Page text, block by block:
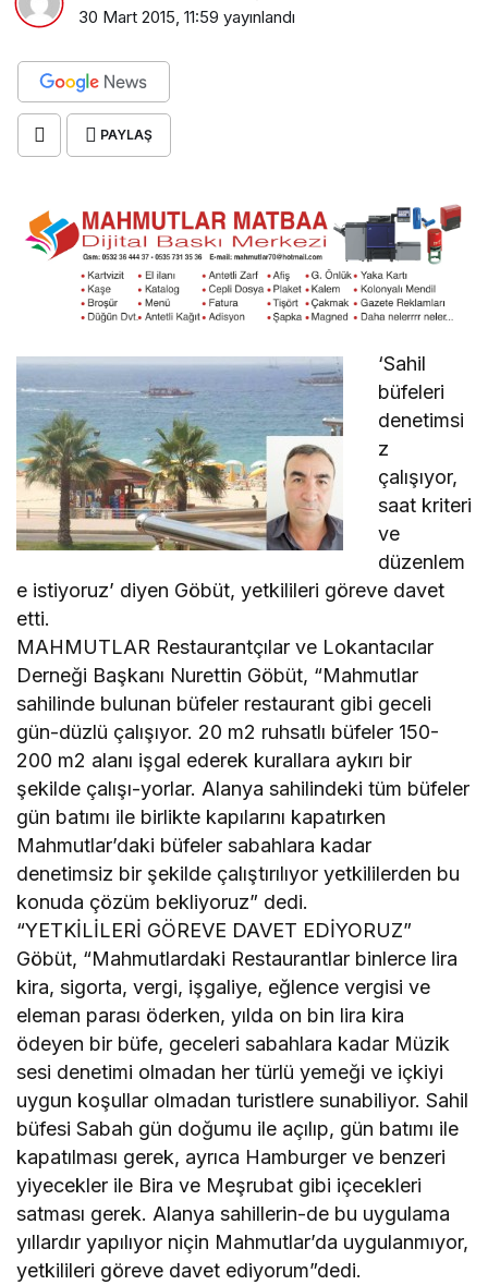
30 Mart 2015, 11:59 yayınlandı
PAYLAŞ
‘Sahil
büfeleri
denetimsi
z
çalışıyor,
saat kriteri
ve
düzenlem
e istiyoruz’ diyen Göbüt, yetkilileri göreve davet
etti.
MAHMUTLAR Restaurantçılar ve Lokantacılar
Derneği Başkanı Nurettin Göbüt, “Mahmutlar
sahilinde bulunan büfeler restaurant gibi geceli
gün-düzlü çalışıyor. 20 m2 ruhsatlı büfeler 150-
200 m2 alanı işgal ederek kurallara aykırı bir
şekilde çalışı-yorlar. Alanya sahilindeki tüm büfeler
gün batımı ile birlikte kapılarını kapatırken
Mahmutlar’daki büfeler sabahlara kadar
denetimsiz bir şekilde çalıştırılıyor yetkililerden bu
konuda çözüm bekliyoruz” dedi.
“YETKİLİLERİ GÖREVE DAVET EDİYORUZ”
Göbüt, “Mahmutlardaki Restaurantlar binlerce lira
kira, sigorta, vergi, işgaliye, eğlence vergisi ve
eleman parası öderken, yılda on bin lira kira
ödeyen bir büfe, geceleri sabahlara kadar Müzik
sesi denetimi olmadan her türlü yemeği ve içkiyi
uygun koşullar olmadan turistlere sunabiliyor. Sahil
büfesi Sabah gün doğumu ile açılıp, gün batımı ile
kapatılması gerek, ayrıca Hamburger ve benzeri
yiyecekler ile Bira ve Meşrubat gibi içecekleri
satması gerek. Alanya sahillerin-de bu uygulama
yıllardır yapılıyor niçin Mahmutlar’da uygulanmıyor,
yetkilileri göreve davet ediyorum”dedi.